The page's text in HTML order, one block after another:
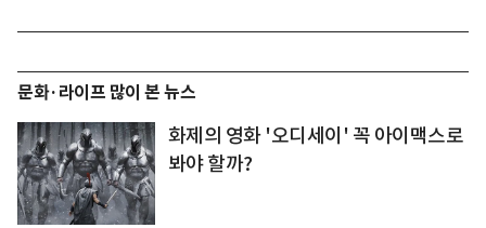
문화·라이프 많이 본 뉴스
화제의 영화 '오디세이' 꼭 아이맥스로
봐야 할까?